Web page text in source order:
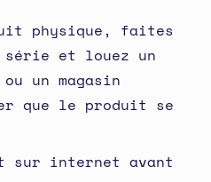
physique, faites
et louez un
un magasin
que le produit se
sur internet avant